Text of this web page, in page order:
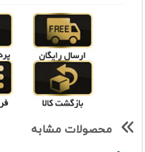
محصولات مشابه